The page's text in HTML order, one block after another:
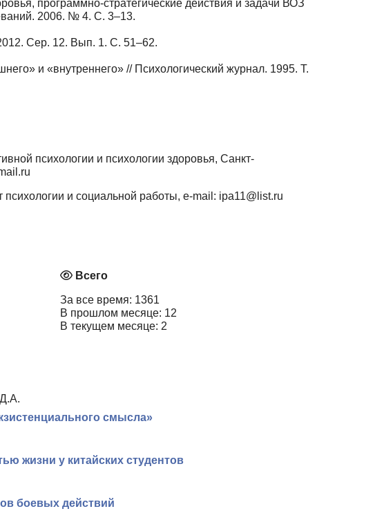
программно-стратегические действия и задачи ВОЗ
2006. № 4. С. 3–13.
Сер. 12. Вып. 1. С. 51–62.
и «внутреннего» // Психологический журнал. 1995. Т.
психологии и психологии здоровья, Санкт-
психологии и социальной работы, e-mail: ipa11@list.ru
Всего
За все время: 1361
В прошлом месяце: 12
В текущем месяце: 2
смысла»
жизни у китайских студентов
боевых действий